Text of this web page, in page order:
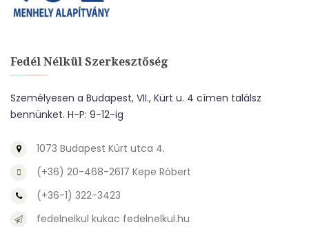
Fedél Nélkül Szerkesztőség
Személyesen a Budapest, VII., Kürt u. 4 címen találsz
bennünket. H-P: 9-12-ig
1073 Budapest Kürt utca 4.
(+36) 20-468-2617 Kepe Róbert
(+36-1) 322-3423
fedelnelkul kukac fedelnelkul.hu